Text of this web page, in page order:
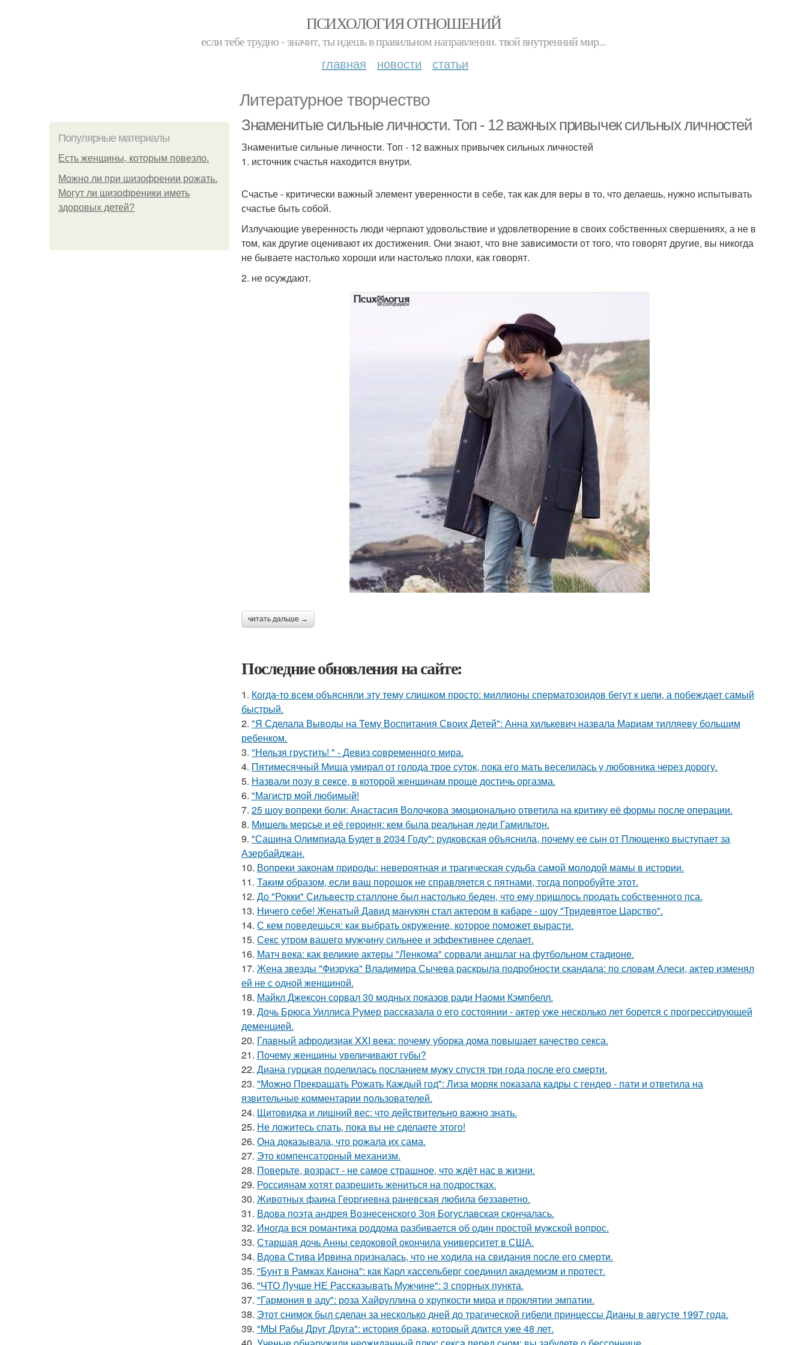
ПСИХОЛОГИЯ ОТНОШЕНИЙ
если тебе трудно - значит, ты идешь в правильном направлении. твой внутренний мир...
главная новости статьи
Литературное творчество
Популярные материалы
Есть женщины, которым повезло.
Можно ли при шизофрении рожать.
Могут ли шизофреники иметь
здоровых детей?
Знаменитые сильные личности. Топ - 12 важных привычек сильных личностей
Знаменитые сильные личности. Топ - 12 важных привычек сильных личностей
1. источник счастья находится внутри.
Счастье - критически важный элемент уверенности в себе, так как для веры в то, что делаешь, нужно испытывать
счастье быть собой.
Излучающие уверенность люди черпают удовольствие и удовлетворение в своих собственных свершениях, а не в
том, как другие оценивают их достижения. Они знают, что вне зависимости от того, что говорят другие, вы никогда
не бываете настолько хороши или настолько плохи, как говорят.
2. не осуждают.
читать дальше →
Последние обновления на сайте:
1. Когда-то всем объясняли эту тему слишком просто: миллионы сперматозоидов бегут к цели, а побеждает самый
быстрый.
2. "Я Сделала Выводы на Тему Воспитания Своих Детей": Анна хилькевич назвала Мариам тилляеву большим
ребенком.
3. "Нельзя грустить! " - Девиз coвременного мира.
4. Пятимесячный Миша умирал от голода трое суток, пока его мать веселилась у любовника через дорогу.
5. Назвали позу в сексе, в которой женщинам проще достичь оргазма.
6. "Магистр мой любимый!
7. 25 шоу вопреки боли: Анастасия Волочкова эмоционально ответила на критику её формы после операции.
8. Мишель мерсье и её героиня: кем была реальная леди Гамильтон.
9. "Сашина Олимпиада Будет в 2034 Году": рудковская объяснила, почему ее сын от Плющенко выступает за
Азербайджан.
10. Вопреки законам природы: невероятная и трагическая судьба самой молодой мамы в истории.
11. Таким образом, если ваш порошок не справляется с пятнами, тогда попробуйте этот.
12. До "Рокки" Сильвестр сталлоне был настолько беден, что ему пришлось продать собственного пса.
13. Ничего себе! Женатый Давид манукян стал актером в кабаре - шоу "Тридевятое Царство".
14. С кем поведешься: как выбрать окружение, которое поможет вырасти.
15. Секс утром вашего мужчину сильнее и эффективнее сделает.
16. Матч века: как великие актеры "Ленкома" сорвали аншлаг на футбольном стадионе.
17. Жена звезды "Физрука" Владимира Сычева раскрыла подробности скандала: по словам Алеси, актер изменял
ей не с одной женщиной.
18. Майкл Джексон сорвал 30 модных показов ради Наоми Кэмпбелл.
19. Дочь Брюса Уиллиса Румер рассказала о его состоянии - актер уже несколько лет борется с прогрессирующей
деменцией.
20. Главный афродизиак XXI века: почему уборка дома повышает качество секса.
21. Почему женщины увеличивают губы?
22. Диана гурцкая поделилась посланием мужу спустя три года после его смерти.
23. "Можно Прекращать Рожать Каждый год": Лиза моряк показала кадры с гендер - пати и ответила на
язвительные комментарии пользователей.
24. Щитовидка и лишний вес: что действительно важно знать.
25. Не ложитесь спать, пока вы не сделаете этого!
26. Она доказывала, что рожала их сама.
27. Это компенсаторный механизм.
28. Поверьте, возраст - не самое страшное, что ждёт нас в жизни.
29. Россиянам хотят разрешить жениться на подростках.
30. Животных фаина Георгиевна раневская любила беззаветно.
31. Вдова поэта андрея Вознесенского Зоя Богуславская скончалась.
32. Иногда вся романтика роддома разбивается об один простой мужской вопрос.
33. Старшая дочь Анны седоковой окончила университет в США.
34. Вдова Стива Ирвина призналась, что не ходила на свидания после его смерти.
35. "Бунт в Рамках Канона": как Карл хассельберг соединил академизм и протест.
36. "ЧТО Лучше НЕ Рассказывать Мужчине": 3 спорных пункта.
37. "Гармония в аду": роза Хайруллина о хрупкости мира и проклятии эмпатии.
38. Этот снимок был сделан за несколько дней до трагической гибели принцессы Дианы в августе 1997 года.
39. "МЫ Рабы Друг Друга": история брака, который длится уже 48 лет.